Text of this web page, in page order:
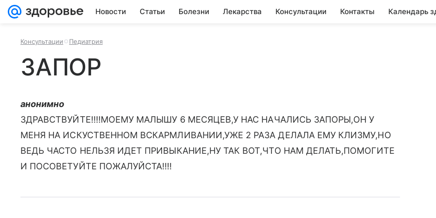
Новости Статьи Болезни Лекарства Консультации Контакты Календарь
Консультации Педиатрия
ЗАПОР
анонимно
ЗДРАВСТВУЙТЕ!!!!МОЕМУ МАЛЫШУ 6 МЕСЯЦЕВ,У НАС НАЧАЛИСЬ ЗАПОРЫ,ОН У
МЕНЯ НА ИСКУСТВЕННОМ ВСКАРМЛИВАНИИ,УЖЕ 2 РАЗА ДЕЛАЛА ЕМУ КЛИЗМУ,НО
ВЕДЬ ЧАСТО НЕЛЬЗЯ ИДЕТ ПРИВЫКАНИЕ,НУ ТАК ВОТ,ЧТО НАМ ДЕЛАТЬ,ПОМОГИТЕ
И ПОСОВЕТУЙТЕ ПОЖАЛУЙСТА!!!!